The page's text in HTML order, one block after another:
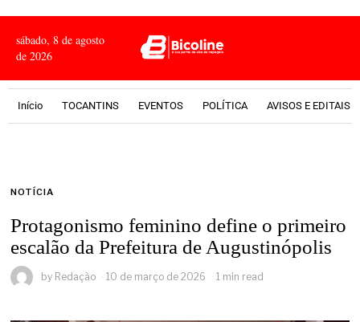
sábado, 8 de agosto
de 2026
Início TOCANTINS EVENTOS POLÍTICA AVISOS E EDITAIS
NOTÍCIA
Protagonismo feminino define o primeiro
escalão da Prefeitura de Augustinópolis
by Redação 10 de março de 2026 1 min read